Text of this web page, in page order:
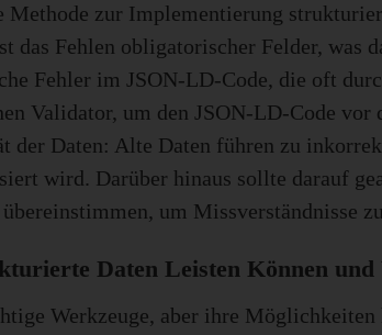
Methode zur Implementierung
das Fehlen obligatorischer Felder, was
Fehler im JSON-LD-Code, die oft
Validator, um den JSON-LD-Code
der Daten: Alte Daten führen zu
wird. Darüber hinaus sollte darauf
um Missverständnisse
Daten Leisten Können und
Werkzeuge, aber ihre